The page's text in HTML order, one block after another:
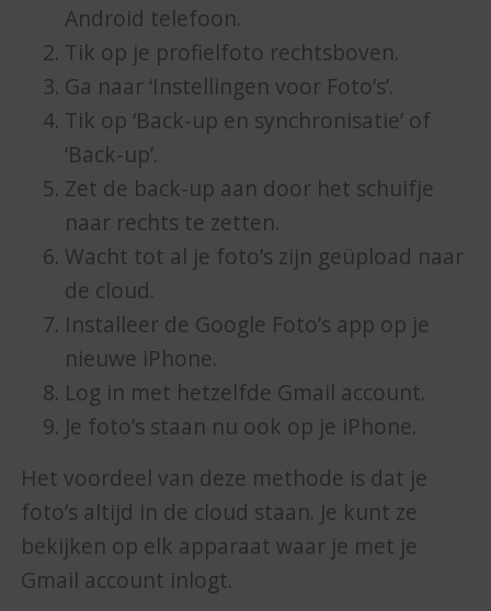
Android telefoon.
Tik op je profielfoto rechtsboven.
Ga naar ‘Instellingen voor Foto’s’.
Tik op ‘Back-up en synchronisatie’ of
‘Back-up’.
Zet de back-up aan door het schuifje
naar rechts te zetten.
Wacht tot al je foto’s zijn geüpload naar
de cloud.
Installeer de Google Foto’s app op je
nieuwe iPhone.
Log in met hetzelfde Gmail account.
Je foto’s staan nu ook op je iPhone.
Het voordeel van deze methode is dat je
foto’s altijd in de cloud staan. Je kunt ze
bekijken op elk apparaat waar je met je
Gmail account inlogt.